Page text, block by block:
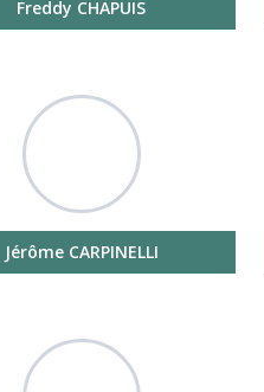
Freddy CHAPUIS
Jérôme CARPINELLI